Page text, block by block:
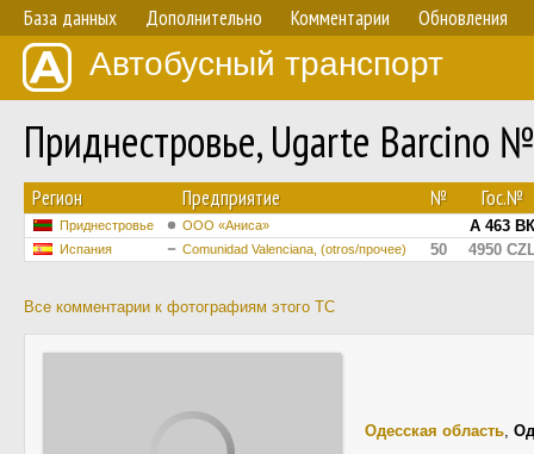
База данных Дополнительно Комментарии Обновления
Автобусный транспорт
Приднестровье, Ugarte Barcino
Регион Предприятие № Гос.№
Приднестровье ООО «Аниса» А 463 ВК
Испания Comunidad Valenciana, (otros/прочее) 50 4950
Все комментарии к фотографиям этого ТС
Одесская область,